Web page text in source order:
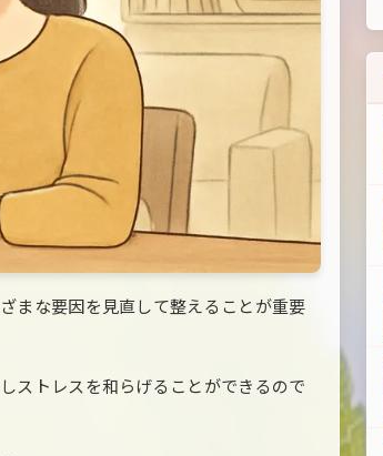
まな要因を見直して整えることが重要
ストレスを和らげることができるので